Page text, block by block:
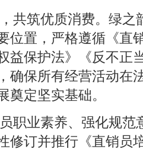
共筑优质消费。绿之
位置，严格遵循《直
益保护法》《反不正
确保所有经营活动在
奠定坚实基础。
职业素养、强化规范
修订并推行《直销员